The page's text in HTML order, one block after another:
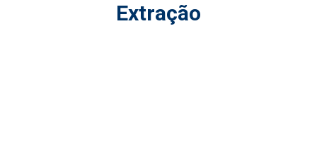
Extração